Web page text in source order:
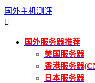
国外主机测评

国外服务器推荐
美国服务器
香港服务器
日本服务器